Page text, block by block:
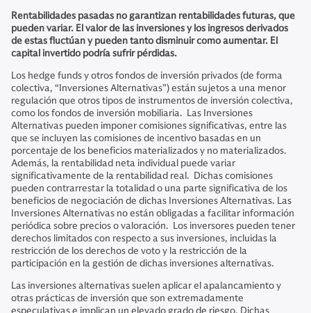
Rentabilidades pasadas no garantizan rentabilidades futuras, que
pueden variar. El valor de las inversiones y los ingresos derivados
de estas fluctúan y pueden tanto disminuir como aumentar. El
capital invertido podría sufrir pérdidas.
Los hedge funds y otros fondos de inversión privados (de forma
colectiva, “Inversiones Alternativas”) están sujetos a una menor
regulación que otros tipos de instrumentos de inversión colectiva,
como los fondos de inversión mobiliaria. Las Inversiones
Alternativas pueden imponer comisiones significativas, entre las
que se incluyen las comisiones de incentivo basadas en un
porcentaje de los beneficios materializados y no materializados.
Además, la rentabilidad neta individual puede variar
significativamente de la rentabilidad real. Dichas comisiones
pueden contrarrestar la totalidad o una parte significativa de los
beneficios de negociación de dichas Inversiones Alternativas. Las
Inversiones Alternativas no están obligadas a facilitar información
periódica sobre precios o valoración. Los inversores pueden tener
derechos limitados con respecto a sus inversiones, incluidas la
restricción de los derechos de voto y la restricción de la
participación en la gestión de dichas inversiones alternativas.
Las inversiones alternativas suelen aplicar el apalancamiento y
otras prácticas de inversión que son extremadamente
especulativas e implican un elevado grado de riesgo. Dichas